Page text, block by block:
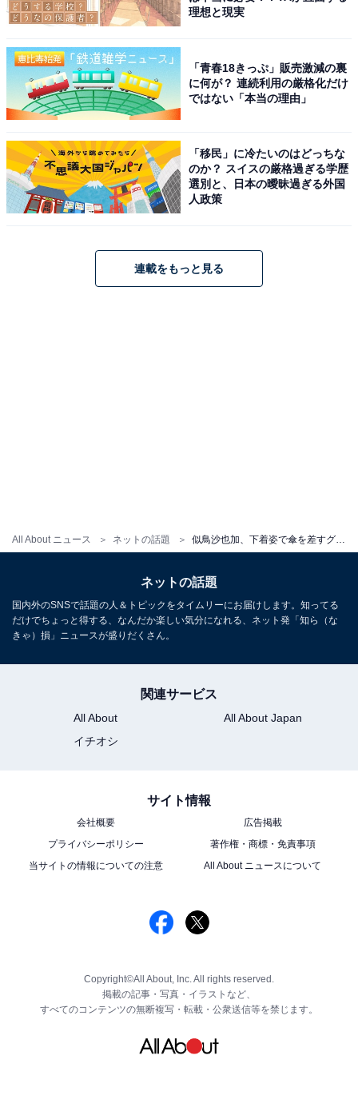
All About ニュース ネットの話題
理想と現実
「青春18きっぷ」販売激減の裏
に何が？ 連続利用の厳格化だけ
ではない「本当の理由」
「移民」に冷たいのはどっちな
のか？ スイスの厳格過ぎる学歴
選別と、日本の曖昧過ぎる外国
人政策
連載をもっと見る
ネットの話題
国内外のSNSで話題の人＆トピックをタイムリーにお届けします。知ってる
だけでちょっと得する、なんだか楽しい気分になれる、ネット発「知ら（な
きゃ）損」ニュースが盛りだくさん。
関連サービス
All About
All About Japan
イチオシ
サイト情報
会社概要
広告掲載
プライバシーポリシー
著作権・商標・免責事項
当サイトの情報についての注意
All About ニュースについて
Copyright©All About, Inc. All rights reserved.
掲載の記事・写真・イラストなど、
すべてのコンテンツの無断複写・転載・公衆送信等を禁じます。